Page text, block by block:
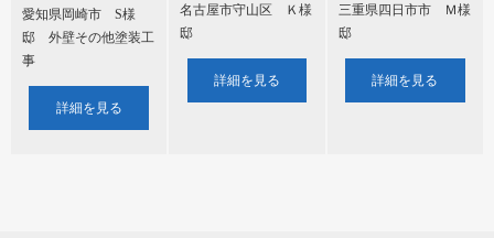
愛知県岡崎市 S様
邸 外壁その他塗装工
事
詳細を見る
名古屋市守山区 Ｋ様
邸
詳細を見る
三重県四日市市 Ｍ様
邸
詳細を見る